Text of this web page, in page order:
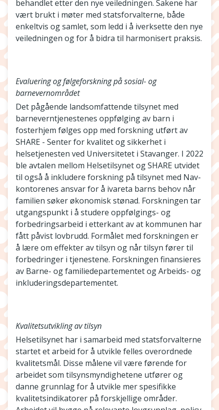
behandlet etter den nye veiledningen. Sakene har
vært brukt i møter med statsforvalterne, både
enkeltvis og samlet, som ledd i å iverksette den nye
veiledningen og for å bidra til harmonisert praksis.
Evaluering og følgeforskning på sosial- og
barnevernområdet
Det pågående landsomfattende tilsynet med
barneverntjenestenes oppfølging av barn i
fosterhjem følges opp med forskning utført av
SHARE - Senter for kvalitet og sikkerhet i
helsetjenesten ved Universitetet i Stavanger. I 2022
ble avtalen mellom Helsetilsynet og SHARE utvidet
til også å inkludere forskning på tilsynet med Nav-
kontorenes ansvar for å ivareta barns behov når
familien søker økonomisk stønad. Forskningen tar
utgangspunkt i å studere oppfølgings- og
forbedringsarbeid i etterkant av at kommunen har
fått påvist lovbrudd. Formålet med forskningen er
å lære om effekter av tilsyn og når tilsyn fører til
forbedringer i tjenestene. Forskningen finansieres
av Barne- og familiedepartementet og Arbeids- og
inkluderingsdepartementet.
Kvalitetsutvikling av tilsyn
Helsetilsynet har i samarbeid med statsforvalterne
startet et arbeid for å utvikle felles overordnede
kvalitetsmål. Disse målene vil være førende for
arbeidet som tilsynsmyndighetene utfører og
danne grunnlag for å utvikle mer spesifikke
kvalitetsindikatorer på forskjellige områder.